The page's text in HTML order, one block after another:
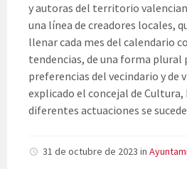
y autoras del territorio
una línea de creadores locales,
llenar cada mes del calendario
tendencias, de una forma plural
preferencias del vecindario y de
explicado el concejal de Cultura,
diferentes actuaciones se
31 de octubre de 2023 in